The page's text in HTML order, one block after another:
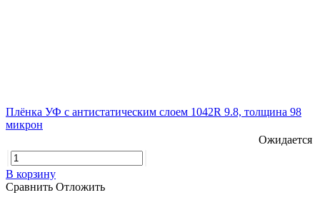
Плёнка УФ с антистатическим слоем 1042R 9.8, толщина 98
микрон
Ожидается
В корзину
Сравнить Отложить